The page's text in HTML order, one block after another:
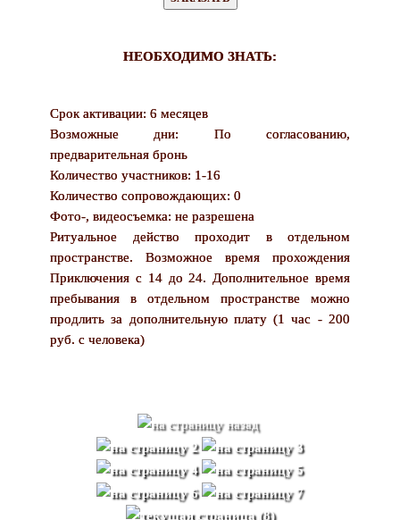
НЕОБХОДИМО ЗНАТЬ:
Срок активации: 6 месяцев
Возможные дни: По согласованию,
предварительная бронь
Количество участников: 1-16
Количество сопровождающих: 0
Фото-, видеосъемка: не разрешена
Ритуальное действо проходит в отдельном
пространстве. Возможное время прохождения
Приключения с 14 до 24. Дополнительное время
пребывания в отдельном пространстве можно
продлить за дополнительную плату (1 час - 200
руб. с человека)